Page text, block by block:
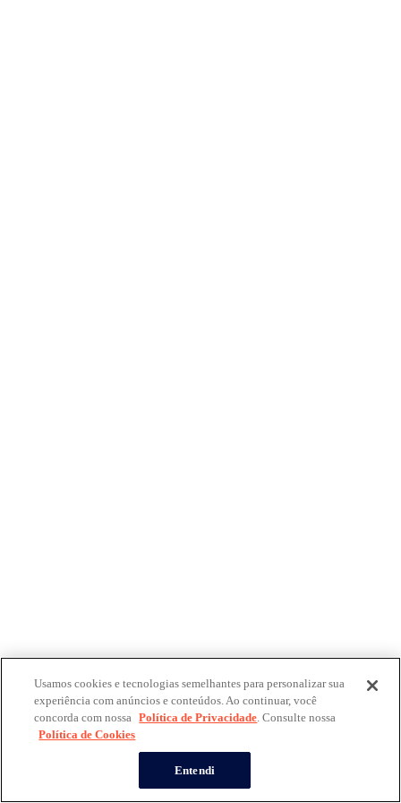
Usamos cookies e tecnologias semelhantes para personalizar sua
experiência com anúncios e conteúdos. Ao continuar, você
concorda com nossa Política de Privacidade. Consulte nossa
Política de Cookies
Entendi